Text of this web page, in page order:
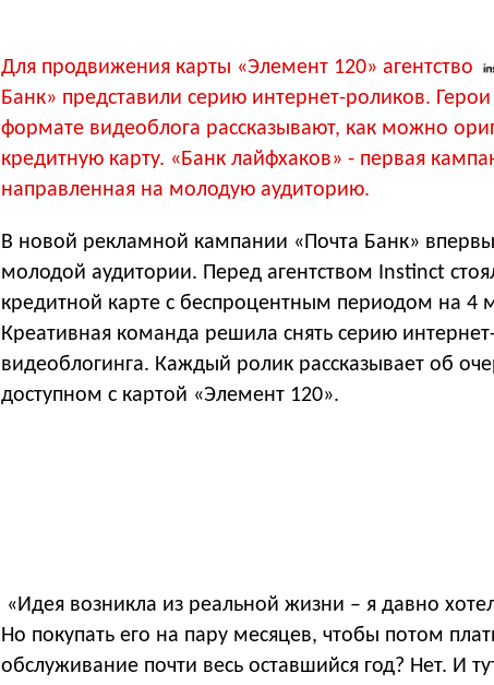
Для продвижения карты «Элемент 120» агентство
Банк» представили серию интернет-роликов.
формате видеоблога рассказывают, как можно
кредитную карту. «Банк лайфхаков» - первая
направленная на молодую аудиторию.
В новой рекламной кампании «Почта Банк»
молодой аудитории. Перед агентством Instinct
кредитной карте с беспроцентным периодом на
Креативная команда решила снять серию
видеоблогинга. Каждый ролик рассказывает об
доступном с картой «Элемент 120».
«Идея возникла из реальной жизни – я давно
Но покупать его на пару месяцев, чтобы потом
обслуживание почти весь оставшийся год? Нет. И